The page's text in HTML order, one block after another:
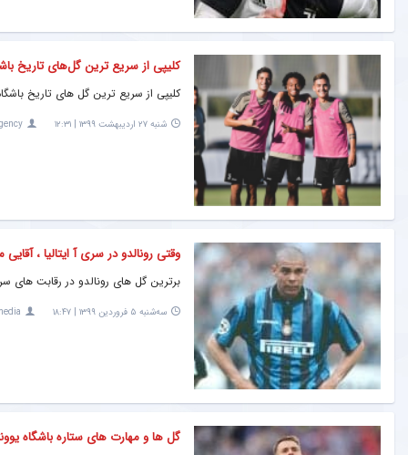
کلیپی از سریع ترین گل‌های تاریخ
کلیپی از سریع ترین گل های تاریخ
شنبه ۲۷ اردیبهشت ۱۳۹۹ | ۱۲:۳۱
وقتی رونالدو در سری آ ایتالیا ،
برترین گل های رونالدو در رقابت های
سه‌شنبه ۵ فروردین ۱۳۹۹ | ۱۸:۴۷
گل ها و مهارت های ستاره باشگاه یوونتوس در